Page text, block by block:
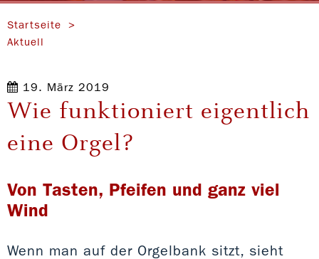
Startseite
Aktuell
19. März 2019
Wie funktioniert eigentlich
eine Orgel?
Von Tasten, Pfeifen und ganz viel
Wind
Wenn man auf der Orgelbank sitzt, sieht